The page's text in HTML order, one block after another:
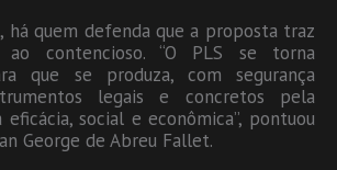
há quem defenda que a proposta traz
contencioso. “O PLS se torna
que se produza, com segurança
legais e concretos pela
social e econômica”, pontuou
George de Abreu Fallet.